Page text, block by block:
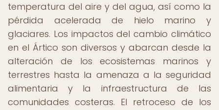
temperatura del aire y del agua, así como la
pérdida acelerada de hielo marino y
glaciares. Los impactos del cambio climático
en el Ártico son diversos y abarcan desde la
alteración de los ecosistemas marinos y
terrestres hasta la amenaza a la seguridad
alimentaria y la infraestructura de las
comunidades costeras. El retroceso de los